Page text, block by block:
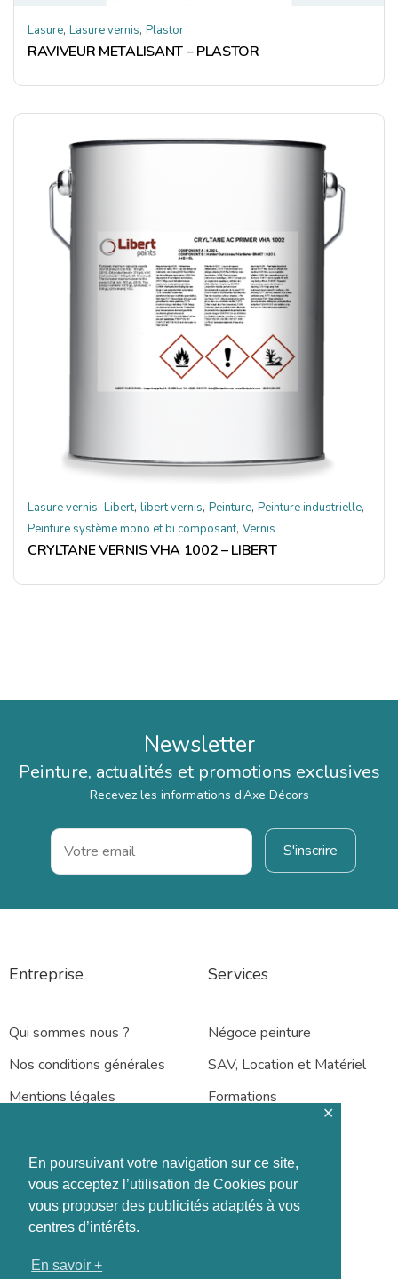
En poursuivant votre navigation sur ce site,
vous acceptez l’utilisation de Cookies pour
vous proposer des publicités adaptés à vos
centres d’intérêts.
En savoir +
✕
Lasure, Lasure vernis, Plastor
RAVIVEUR METALISANT – PLASTOR
Lasure vernis, Libert, libert vernis, Peinture, Peinture industrielle,
Peinture système mono et bi composant, Vernis
CRYLTANE VERNIS VHA 1002 – LIBERT
Newsletter
Peinture, actualités et promotions exclusives
Recevez les informations d’Axe Décors
Entreprise
Qui sommes nous ?
Nos conditions générales
Mentions légales
Services
Négoce peinture
SAV, Location et Matériel
Formations
Rennes – Nantes